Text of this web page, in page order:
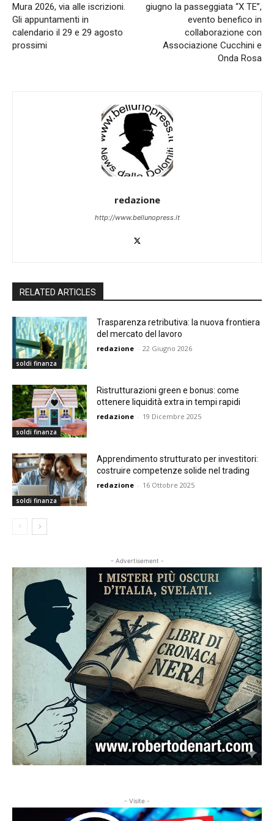
Mura 2026, via alle iscrizioni.
Gli appuntamenti in
calendario il 29 e 29 agosto
prossimi
giugno la passeggiata “X TE”,
evento benefico in
collaborazione con
Associazione Cucchini e
Onda Rosa
redazione
http://www.bellunopress.it
RELATED ARTICLES
soldi finanza
Trasparenza retributiva: la nuova frontiera
del mercato del lavoro
redazione - 22 Giugno 2026
soldi finanza
Ristrutturazioni green e bonus: come
ottenere liquidità extra in tempi rapidi
redazione - 19 Dicembre 2025
soldi finanza
Apprendimento strutturato per investitori:
costruire competenze solide nel trading
redazione - 16 Ottobre 2025
- Advertisement -
- Visite -